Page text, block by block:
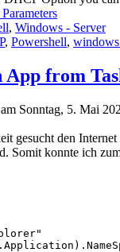
, Windows - Server
, Powershell,
App from
Sonntag, 5. Mai
gesucht den
Somit konnte ich